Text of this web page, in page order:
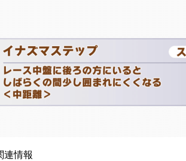
連情報